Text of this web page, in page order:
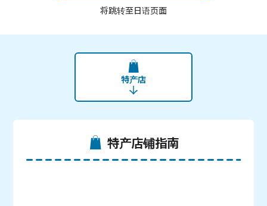
将跳转至日语页面
特产店
特产店铺指南